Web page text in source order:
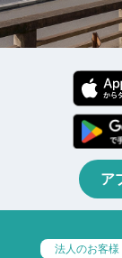
ア
法人のお客様